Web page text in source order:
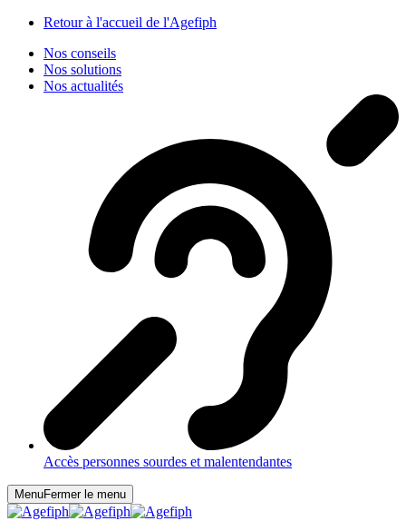
Retour à l'accueil de l'Agefiph
Nos conseils
Nos solutions
Nos actualités
Accès personnes sourdes et malentendantes
MenuFermer le menu